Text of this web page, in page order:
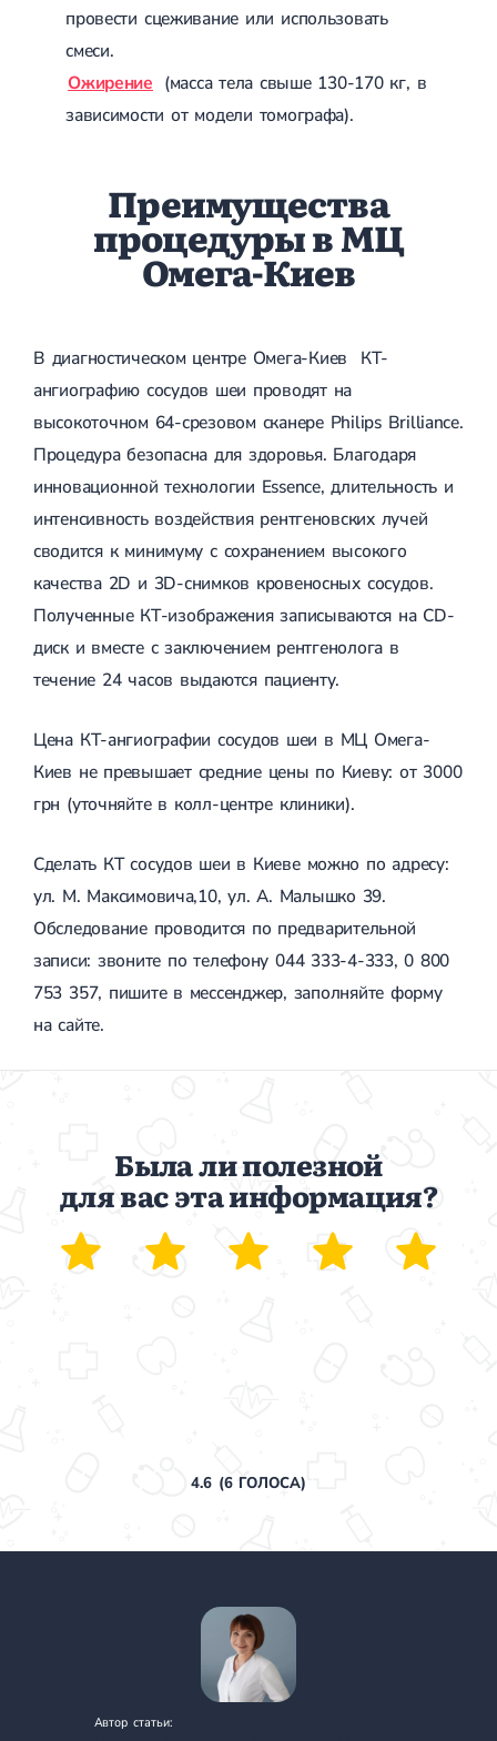
провести сцеживание или использовать
смеси.
Ожирение (масса тела свыше 130-170 кг, в
зависимости от модели томографа).
Преимущества
процедуры в МЦ
Омега-Киев
В диагностическом центре Омега-Киев КТ-
ангиографию сосудов шеи проводят на
высокоточном 64-срезовом сканере Philips Brilliance.
Процедура безопасна для здоровья. Благодаря
инновационной технологии Essence, длительность и
интенсивность воздействия рентгеновских лучей
сводится к минимуму с сохранением высокого
качества 2D и 3D-снимков кровеносных сосудов.
Полученные КТ-изображения записываются на CD-
диск и вместе с заключением рентгенолога в
течение 24 часов выдаются пациенту.
Цена КТ-ангиографии сосудов шеи в МЦ Омега-
Киев не превышает средние цены по Киеву: от 3000
грн (уточняйте в колл-центре клиники).
Сделать КТ сосудов шеи в Киеве можно по адресу:
ул. М. Максимовича,10, ул. А. Малышко 39.
Обследование проводится по предварительной
записи: звоните по телефону 044 333-4-333, 0 800
753 357, пишите в мессенджер, заполняйте форму
на сайте.
Была ли полезной
для вас эта информация?
4.6(6ГОЛОСА)
Автор статьи: